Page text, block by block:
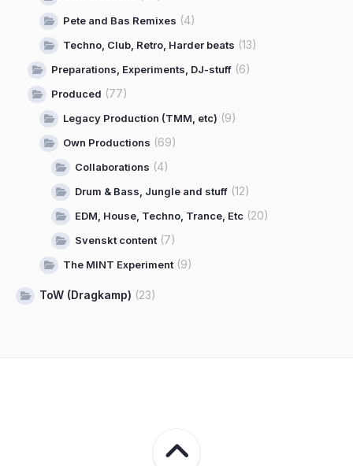
Pete and Bas Remixes (4)
Techno, Club, Retro, Harder beats (13)
Preparations, Experiments, DJ-stuff (6)
Produced (77)
Legacy Production (TMM, etc) (9)
Own Productions (69)
Collaborations (4)
Drum & Bass, Jungle and stuff (12)
EDM, House, Techno, Trance, Etc (20)
Svenskt content(7)
The MINT Experiment(9)
ToW (Dragkamp) (23)